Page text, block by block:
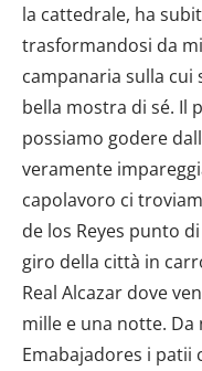
la cattedrale, ha
trasformandosi da
campanaria sulla
bella mostra di sé. Il
possiamo godere
veramente
capolavoro ci
de los Reyes punto
giro della città in
Real Alcazar dove
mille e una notte.
Emabajadores i patii